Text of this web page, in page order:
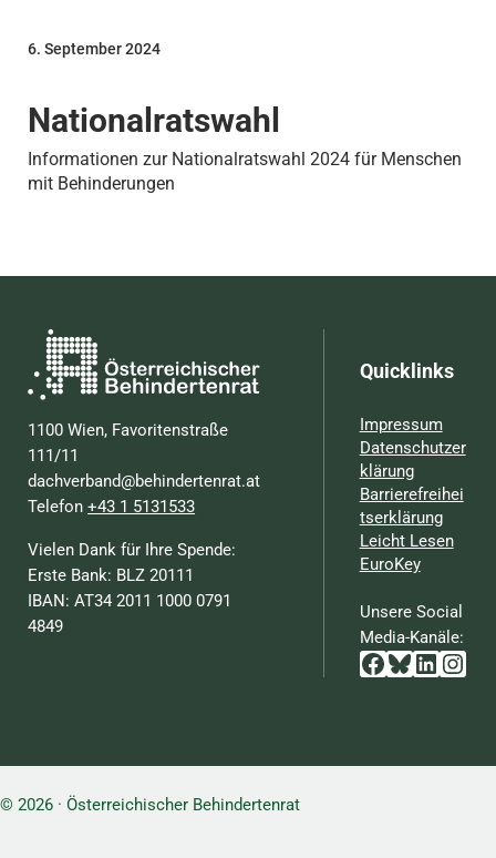
Nationalratswahl
6. September 2024
Informationen zur Nationalratswahl 2024 für Menschen
mit Behinderungen
1100 Wien, Favoritenstraße
111/11
dachverband@behindertenrat.at
Telefon+43 1 5131533
Vielen Dank für Ihre Spende:
Erste Bank: BLZ 20111
IBAN: AT34 2011 1000 0791
4849
Quicklinks
Impressum
Datenschutzer
klärung
Barrierefreihei
tserklärung
Leicht Lesen
EuroKey
Unsere Social
Media-Kanäle:
Facebook
Bluesky
© 2026 · Österreichischer Behindertenrat